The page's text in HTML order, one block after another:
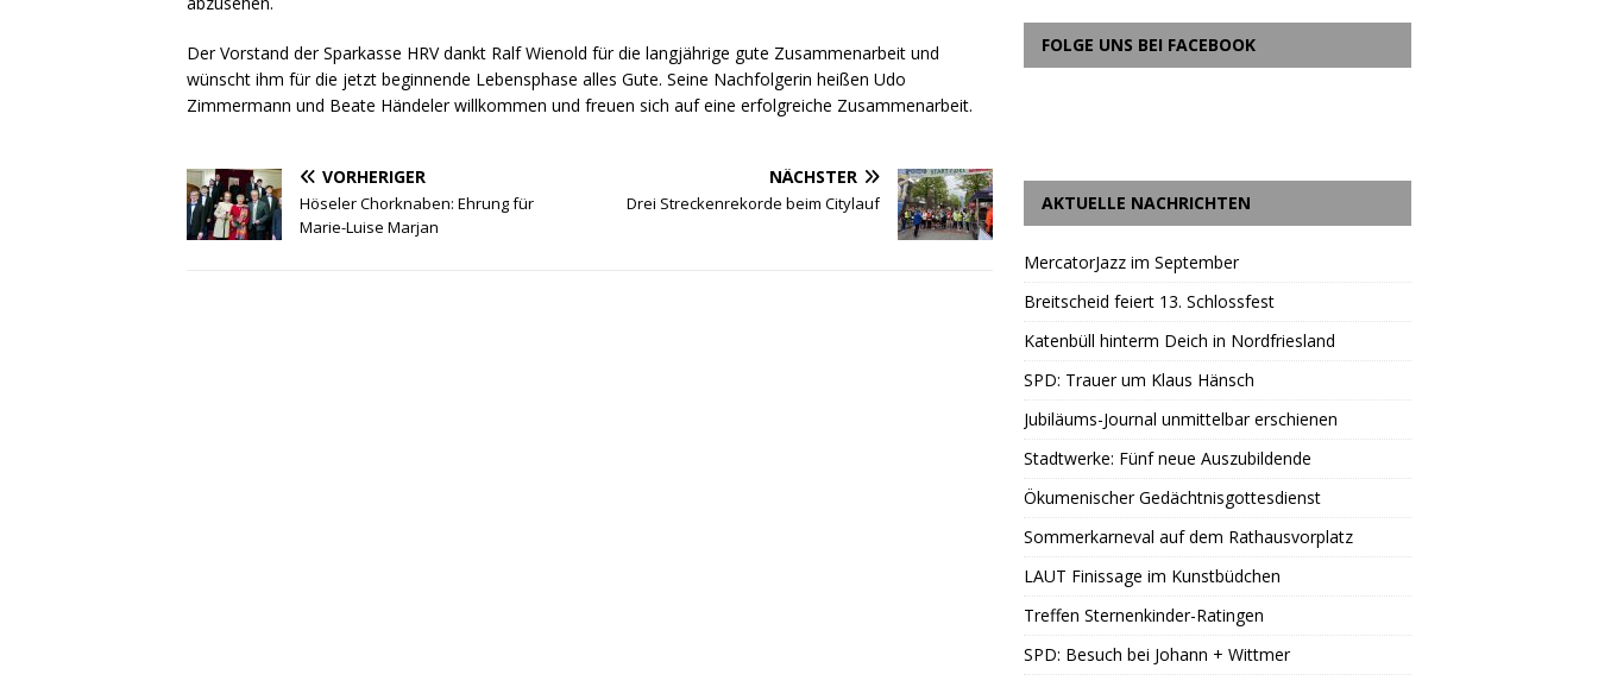
Der Vorstand der Sparkasse HRV dankt Ralf Wienold für die langjährige gute Zusammenarbeit und
wünscht ihm für die jetzt beginnende Lebensphase alles Gute. Seine Nachfolgerin heißen Udo
Zimmermann und Beate Händeler willkommen und freuen sich auf eine erfolgreiche Zusammenarbeit.
VORHERIGER
Höseler Chorknaben: Ehrung für
Marie-Luise Marjan
NÄCHSTER
Drei Streckenrekorde beim Citylauf
FOLGE UNS BEI FACEBOOK
AKTUELLE NACHRICHTEN
MercatorJazz im September
Breitscheid feiert 13. Schlossfest
Katenbüll hinterm Deich in Nordfriesland
SPD: Trauer um Klaus Hänsch
Jubiläums-Journal unmittelbar erschienen
Stadtwerke: Fünf neue Auszubildende
Ökumenischer Gedächtnisgottesdienst
Sommerkarneval auf dem Rathausvorplatz
LAUT Finissage im Kunstbüdchen
Treffen Sternenkinder-Ratingen
SPD: Besuch bei Johann + Wittmer